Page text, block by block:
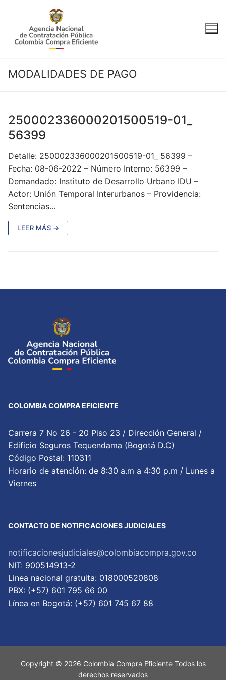
contenido
MODALIDADES DE PAGO
250002336000201500519-01_
56399
Detalle: 250002336000201500519-01_ 56399 –
Fecha: 08-06-2022 – Número Interno: 56399 –
Demandado: Instituto de Desarrollo Urbano IDU –
Actor: Unión Temporal Interurbanos – Providencia:
Sentencias…
LEER MÁS →
COLOMBIA COMPRA EFICIENTE
Carrera 7 No 26 - 20 Piso 23 / Dirección General /
Edificio Seguros Tequendama (Bogotá D.C)
Código Postal: 110311
Horario de atención: de 8:30 a.m a 4:30 p.m / Lunes a
Viernes
CONTACTO DE NOTIFICACIONES JUDICIALES
notificacionesjudiciales@colombiacompra.gov.co
NIT: 900514913-2
Linea nacional gratuita: 018000520808
PBX: (+57) 601 795 66 00
Lí­nea en Bogotá: (+57) 601 745 67 88
Copyright © 2026 Colombia Compra Eficiente Todos los
derechos reservados